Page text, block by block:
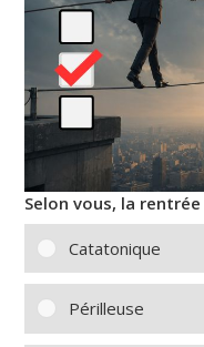
Selon vous, la
Catatonique
Périlleuse